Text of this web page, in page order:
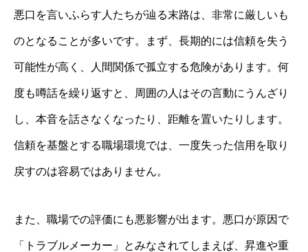
悪口を言いふらす人たちが辿る末路は、非常に厳しいも
のとなることが多いです。まず、長期的には信頼を失う
可能性が高く、人間関係で孤立する危険があります。何
度も噂話を繰り返すと、周囲の人はその言動にうんざり
し、本音を話さなくなったり、距離を置いたりします。
信頼を基盤とする職場環境では、一度失った信用を取り
戻すのは容易ではありません。
また、職場での評価にも悪影響が出ます。悪口が原因で
「トラブルメーカー」とみなされてしまえば、昇進や重